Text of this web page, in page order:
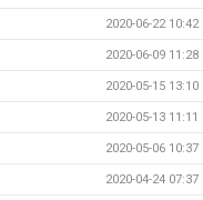
2020-06-22 10:42
2020-06-09 11:28
2020-05-15 13:10
2020-05-13 11:11
2020-05-06 10:37
2020-04-24 07:37